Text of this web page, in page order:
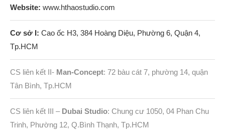
Website: www.hthaostudio.com
Cơ sở I: Cao ốc H3, 384 Hoàng Diệu, Phường 6, Quận 4,
Tp.HCM
CS liên kết II- Man-Concept: 72 bàu cát 7, phường 14, quận
Tân Bình, Tp.HCM
CS liên kết III – Dubai Studio: Chung cư 1050, 04 Phan Chu
Trinh, Phường 12, Q.Bình Thạnh, Tp.HCM